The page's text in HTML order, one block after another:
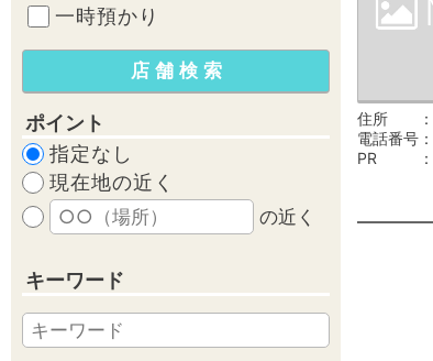
一時預かり
ポイント
指定なし
現在地の近く
の近く
キーワード
住所
電話番号
PR